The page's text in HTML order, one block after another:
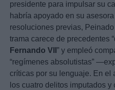
presidente para impulsar su
habría apoyado en su
resoluciones previas,
trama carece de precedentes
Fernando VII ” y empleó
“regímenes absolutistas”
críticas por su lenguaje. En el
los cuatro delitos imputados